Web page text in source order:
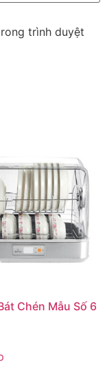
trình duyệt
Chén Mẫu Số 6